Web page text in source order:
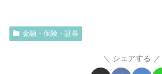
金融・保険・証券
シェアする